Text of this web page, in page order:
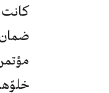
كانت
ضمان